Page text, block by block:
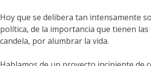
Hoy que se delibera tan intensamente
política, de la importancia que tienen
candela, por alumbrar la vida.